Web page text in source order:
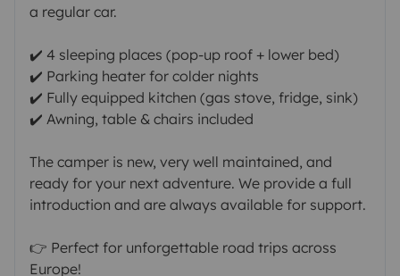
a regular car.
✔️ 4 sleeping places (pop-up roof + lower bed)
✔️ Parking heater for colder nights
✔️ Fully equipped kitchen (gas stove, fridge, sink)
✔️ Awning, table & chairs included
The camper is new, very well maintained, and
ready for your next adventure. We provide a full
introduction and are always available for support.
👉 Perfect for unforgettable road trips across
Europe!